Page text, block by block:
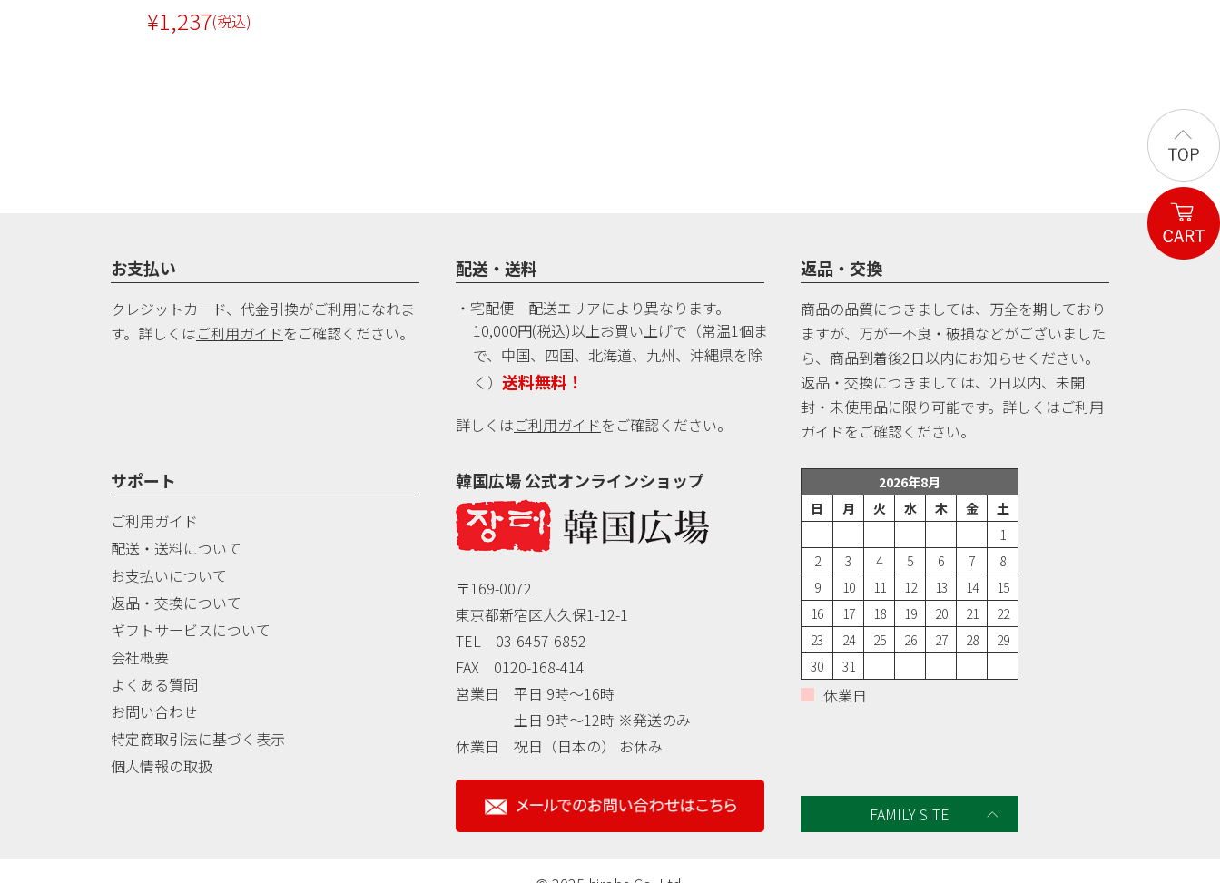
¥1,237(税込)
お支払い
クレジットカード、代金引換がご利用になれま
す。詳しくはご利用ガイドをご確認ください。
配送・送料
・宅配便 配送エリアにより異なります。
10,000円(税込)以上お買い上げで（常温1個ま
で、中国、四国、北海道、九州、沖縄県を除
く）送料無料！
詳しくはご利用ガイドをご確認ください。
返品・交換
商品の品質につきましては、万全を期しており
ますが、万が一不良・破損などがございました
ら、商品到着後2日以内にお知らせください。
返品・交換につきましては、2日以内、未開
封・未使用品に限り可能です。詳しくはご利用
ガイドをご確認ください。
サポート
ご利用ガイド
配送・送料について
お支払いについて
返品・交換について
ギフトサービスについて
会社概要
よくある質問
お問い合わせ
特定商取引法に基づく表示
個人情報の取扱
韓国広場 公式オンラインショップ
〒169-0072
東京都新宿区大久保1-12-1
TEL 03-6457-6852
FAX 0120-168-414
営業日 平日 9時～16時
土日 9時～12時 ※発送のみ
休業日 祝日（日本の） お休み
2026年8月
日
月 火 水 木 金
土
1
2
3 4 5 6 7
8
9
10 11 12 13 14
15
16
17 18 19 20 21
22
23
24 25 26 27 28
29
30
31
休業日
FAMILY SITE